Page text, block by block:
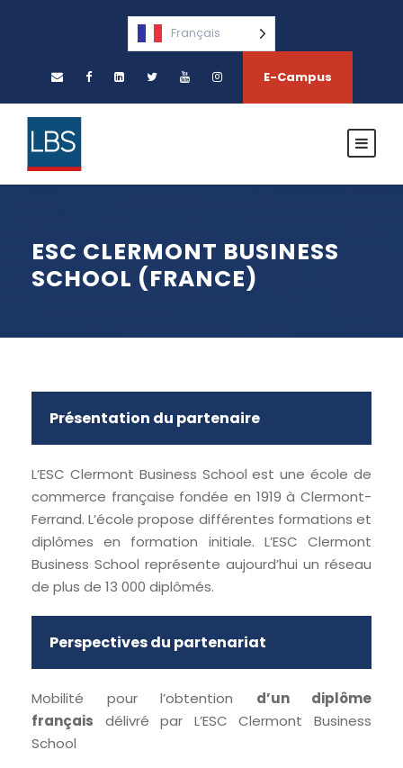
Français
E-Campus
ESC CLERMONT BUSINESS
SCHOOL (FRANCE)
Présentation du partenaire
L’ESC Clermont Business School est une école de
commerce française fondée en 1919 à Clermont-
Ferrand. L’école propose différentes formations et
diplômes en formation initiale. L’ESC Clermont
Business School représente aujourd’hui un réseau
de plus de 13 000 diplômés.
Perspectives du partenariat
Mobilité pour l’obtention
d’un diplôme
français
délivré par L’ESC Clermont Business
School